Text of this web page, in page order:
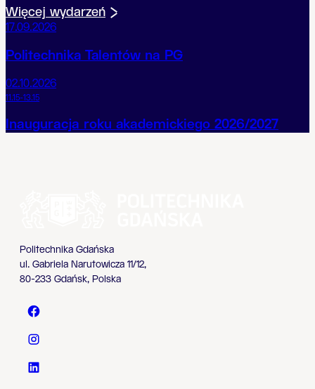
Więcej wydarzeń
17.09.2026
Politechnika Talentów na PG
02.10.2026
11.15-13.15
Inauguracja roku akademickiego 2026/2027
Politechnika Gdańska
ul. Gabriela Narutowicza 11/12,
80-233 Gdańsk, Polska
Politechnika Gdańska - Facebook
Politechnika Gdańska - Instagram
Politechnika Gdańska - LinkedIn